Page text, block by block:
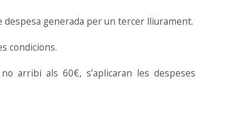
despesa generada per un tercer lliurament.
condicions.
arribi als 60€, s’aplicaran les despeses